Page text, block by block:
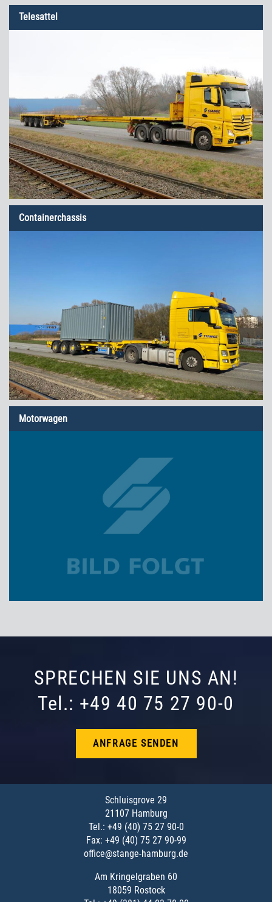
Telesattel
Containerchassis
Motorwagen
SPRECHEN SIE UNS AN!
Tel.: +49 40 75 27 90-0
ANFRAGE SENDEN
Schluisgrove 29
21107 Hamburg
Tel.: +49 (40) 75 27 90-0
Fax: +49 (40) 75 27 90-99
office@stange-hamburg.de
Am Kringelgraben 60
18059 Rostock